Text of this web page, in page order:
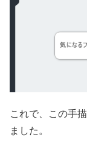
これで、この手
ました。